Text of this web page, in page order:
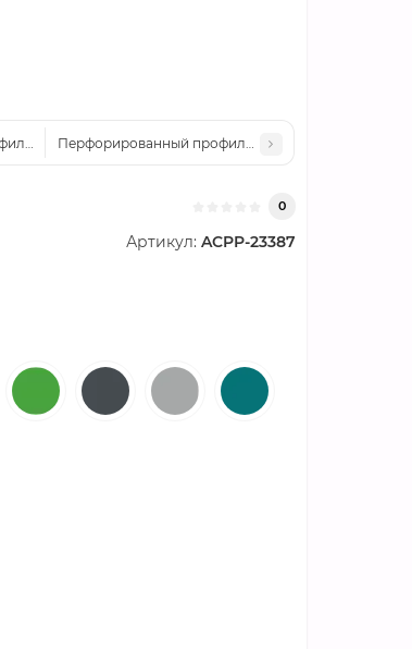
лист PF25-1080-0,55 Полиэстер
Перфорированный профилированный лист PF25-
0
Артикул: ACPP-23387